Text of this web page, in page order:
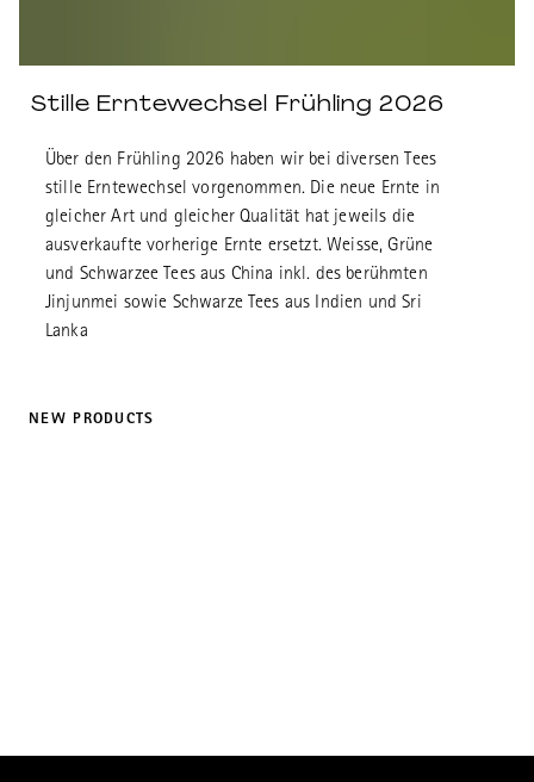
Stille Erntewechsel Frühling 2026
Über den Frühling 2026 haben wir bei diversen Tees
stille Erntewechsel vorgenommen. Die neue Ernte in
gleicher Art und gleicher Qualität hat jeweils die
ausverkaufte vorherige Ernte ersetzt. Weisse, Grüne
und Schwarzee Tees aus China inkl. des berühmten
Jinjunmei sowie Schwarze Tees aus Indien und Sri
Lanka
NEW PRODUCTS